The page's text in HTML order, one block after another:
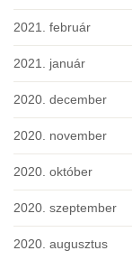
2021. február
2021. január
2020. december
2020. november
2020. október
2020. szeptember
2020. augusztus